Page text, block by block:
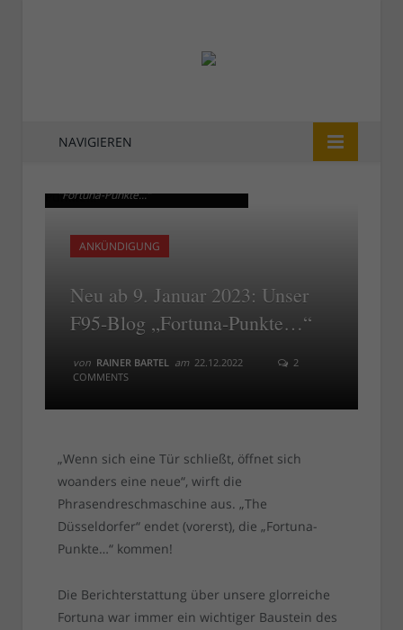
NAVIGIEREN
"Fortuna-Punkte..."
ANKÜNDIGUNG
Neu ab 9. Januar 2023: Unser
F95-Blog „Fortuna-Punkte…“
von RAINER BARTEL am 22.12.2022
2
COMMENTS
"Fortuna-Punkte..."
„Wenn sich eine Tür schließt, öffnet sich
woanders eine neue“, wirft die
Phrasendreschmaschine aus. „The
Düsseldorfer“ endet (vorerst), die „Fortuna-
Punkte…“ kommen!
Die Berichterstattung über unsere glorreiche
Fortuna war immer ein wichtiger Baustein des